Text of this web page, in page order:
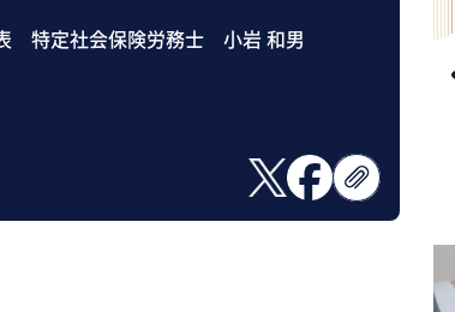
特定社会保険労務士 小岩 和男